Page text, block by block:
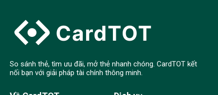
So sánh thẻ, tìm ưu đãi, mở thẻ nhanh chóng. CardTOT kết
nối bạn với giải pháp tài chính thông minh.